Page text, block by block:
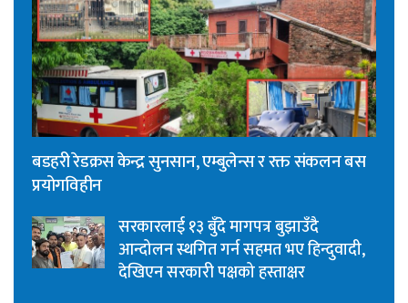
बडहरी रेडक्रस केन्द्र सुनसान, एम्बुलेन्स र रक्त संकलन बस
प्रयोगविहीन
सरकारलाई १३ बुँदे मागपत्र बुझाउँदै
आन्दोलन स्थगित गर्न सहमत भए हिन्दुवादी,
देखिएन सरकारी पक्षको हस्ताक्षर